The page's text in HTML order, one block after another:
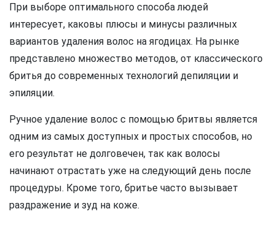
При выборе оптимального способа людей
интересует, каковы плюсы и минусы различных
вариантов удаления волос на ягодицах. На рынке
представлено множество методов, от классического
бритья до современных технологий депиляции и
эпиляции.
Ручное удаление волос с помощью бритвы является
одним из самых доступных и простых способов, но
его результат не долговечен, так как волосы
начинают отрастать уже на следующий день после
процедуры. Кроме того, бритье часто вызывает
раздражение и зуд на коже.